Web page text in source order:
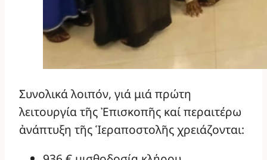
Συνολικά λοιπόν, γιά μιά πρώτη
λειτουργία τῆς Ἐπισκοπῆς καί περαιτέρω
ἀνάπτυξη τῆς Ἱεραποστολῆς χρειάζονται: